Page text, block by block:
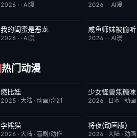
2026 · · AI漫 2026 · ·AI漫
完结
我的闺蜜是恶龙
2026 · · AI漫
完结
咸鱼师妹被偷听
2026 · ·AI漫
热门动漫
HD国语
燃比娃
2025 · 大陆 · 动画/奇幻
更新至第06集
少女怪兽焦糖味
2026 · 日本 ·动画
更新至第4集
李熊猫
2026 · 大陆 · 喜剧/动作
更新至第17集
将夜(动画版)
2026 ·大陆 ·动画